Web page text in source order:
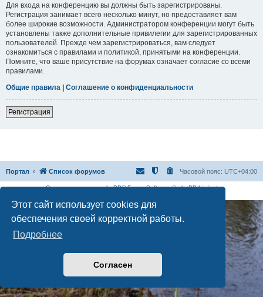
Этот сайт использует cookies для
обеспечения своей корректной работы.
Подробнее
Согласен
Для входа на конференцию вы должны быть зарегистрированы.
Регистрация занимает всего несколько минут, но предоставляет вам
более широкие возможности. Администратором конференции могут быть
установлены также дополнительные привилегии для зарегистрированных
пользователей. Прежде чем зарегистрироваться, вам следует
ознакомиться с правилами и политикой, принятыми на конференции.
Помните, что ваше присутствие на форумах означает согласие со всеми
правилами.
Общие правила | Соглашение о конфиденциальности
Регистрация
Портал Список форумов Часовой пояс: UTC+04:00
Создано на основеphpBB® Forum Software © phpBB Limited